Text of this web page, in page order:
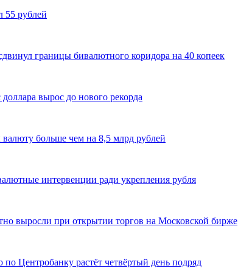
55 рублей
границы бивалютного коридора на 40 копеек
вырос до нового рекорда
больше чем на 8,5 млрд рублей
интервенции ради укрепления рубля
выросли при открытии торгов на Московской бирже
по Центробанку растёт четвёртый день подряд